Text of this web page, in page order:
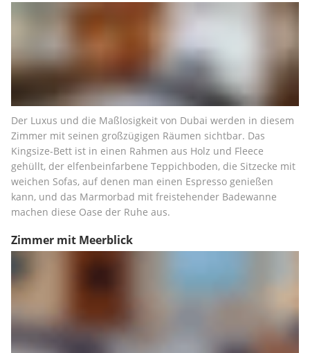
Der Luxus und die Maßlosigkeit von Dubai werden in diesem
Zimmer mit seinen großzügigen Räumen sichtbar. Das
Kingsize-Bett ist in einen Rahmen aus Holz und Fleece
gehüllt, der elfenbeinfarbene Teppichboden, die Sitzecke mit
weichen Sofas, auf denen man einen Espresso genießen
kann, und das Marmorbad mit freistehender Badewanne
machen diese Oase der Ruhe aus.
Zimmer mit Meerblick